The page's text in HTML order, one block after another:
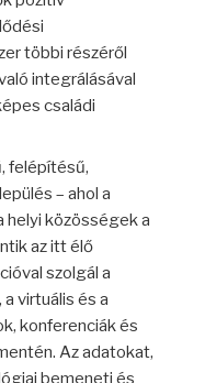
többi részéről
integrálásával
családi
felépítésű,
– ahol a
helyi közösségek a
az itt élő
szolgál a
virtuális és a
konferenciák és
Az adatokat,
bemeneti és